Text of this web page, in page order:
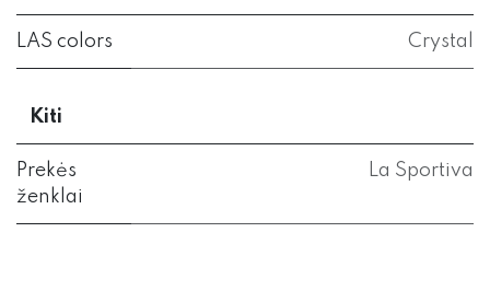
LAS colors Crystal
Kiti
Prekės
ženklai
La Sportiva